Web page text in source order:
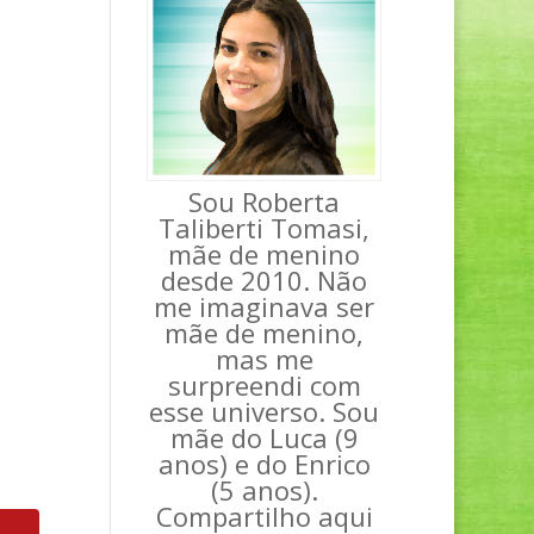
Sou Roberta
Taliberti Tomasi,
mãe de menino
desde 2010. Não
me imaginava ser
mãe de menino,
mas me
surpreendi com
esse universo. Sou
mãe do Luca (9
anos) e do Enrico
(5 anos).
Compartilho aqui